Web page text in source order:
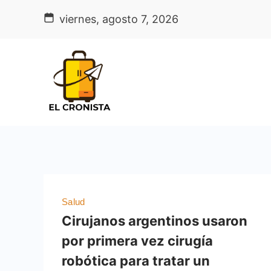
viernes, agosto 7, 2026
Salud
Cirujanos argentinos usaron
por primera vez cirugía
robótica para tratar un